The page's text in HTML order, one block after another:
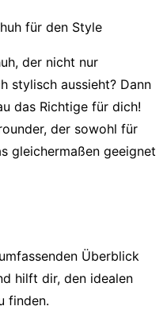
für den Style
der nicht nur
stylisch aussieht? Dann
das Richtige für dich!
der sowohl für
gleichermaßen geeignet
Überblick
hilft dir, den idealen
finden.